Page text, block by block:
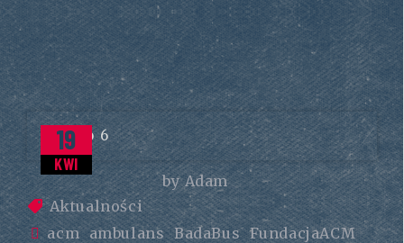
19
KWI
byAdam
Aktualności
acm ambulans BadaBus FundacjaACM